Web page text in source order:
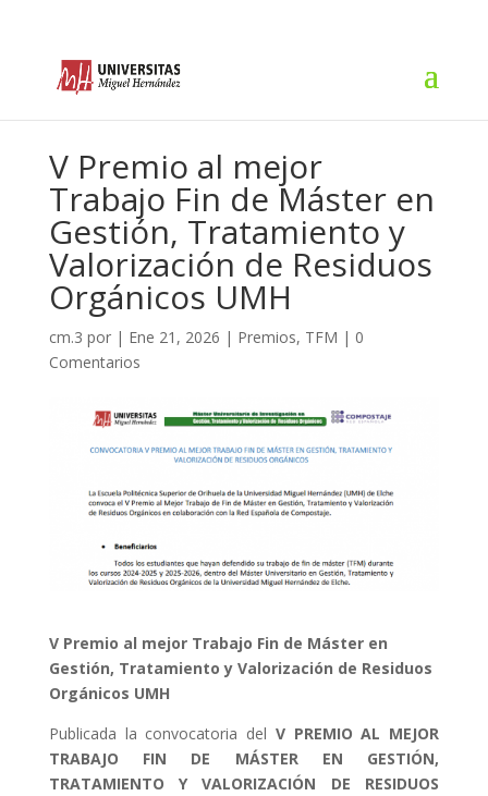
V Premio al mejor
Trabajo Fin de Máster en
Gestión, Tratamiento y
Valorización de Residuos
Orgánicos UMH
cm.3 por | Ene 21, 2026 | Premios, TFM | 0
Comentarios
V Premio al mejor Trabajo Fin de Máster en
Gestión, Tratamiento y Valorización de Residuos
Orgánicos UMH
Publicada la convocatoria del V PREMIO AL MEJOR
TRABAJO FIN DE MÁSTER EN GESTIÓN,
TRATAMIENTO Y VALORIZACIÓN DE RESIDUOS